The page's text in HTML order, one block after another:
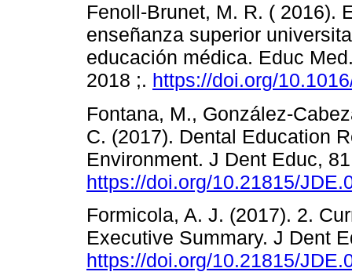
Fenoll-Brunet, M. R. ( 2016).
enseñanza superior
educación médica. Educ
2018 ;. https://doi.org/
Fontana, M., González-
C. (2017). Dental Education
Environment. J Dent Educ,
https://doi.org/10.21815/
Formicola, A. J. (2017). 2.
Executive Summary. J Dent
https://doi.org/10.21815/